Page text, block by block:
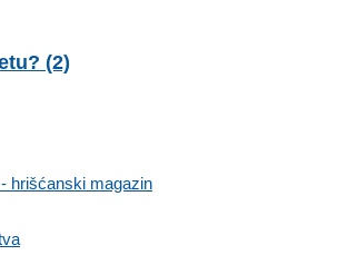
(2)
hrišćanski magazin